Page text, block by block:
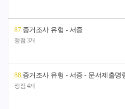
87.증거조사 유형 - 서증
쟁점 3개
88.증거조사 유형 - 서증 - 문서제출명
쟁점 4개